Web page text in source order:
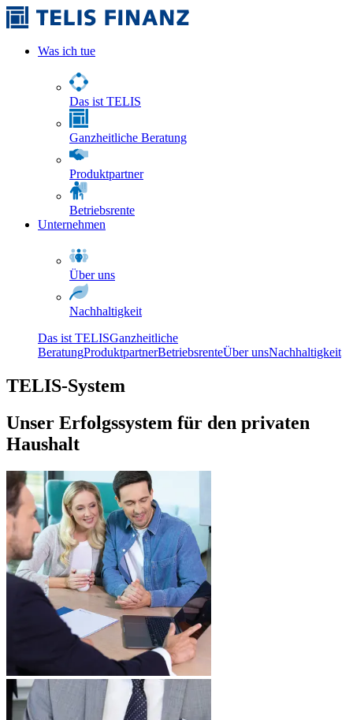
Was ich tue
Das ist TELIS
Ganzheitliche Beratung
Produktpartner
Betriebsrente
Unternehmen
Über uns
Nachhaltigkeit
Das ist TELISGanzheitliche
BeratungProduktpartnerBetriebsrenteÜber unsNachhaltigkeit
TELIS-System
Unser Erfolgssystem für den privaten
Haushalt